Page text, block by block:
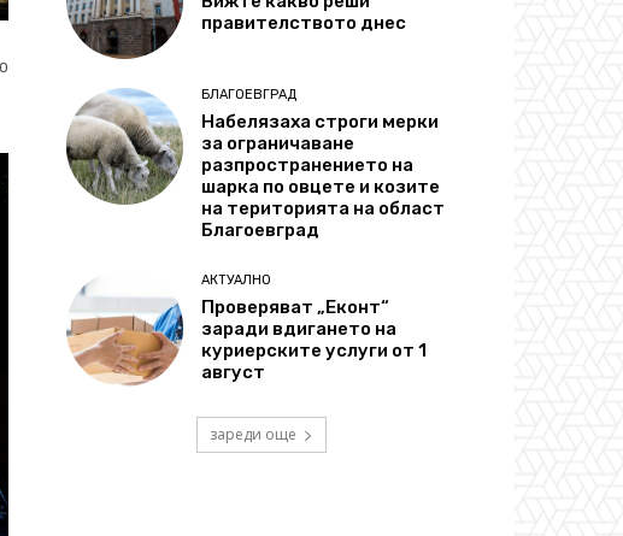
0
правителството днес
БЛАГОЕВГРАД
Набелязаха строги мерки
за ограничаване
разпространението на
шарка по овцете и козите
на територията на област
Благоевград
АКТУАЛНО
Проверяват „Еконт“
заради вдигането на
куриерските услуги от 1
август
зареди още